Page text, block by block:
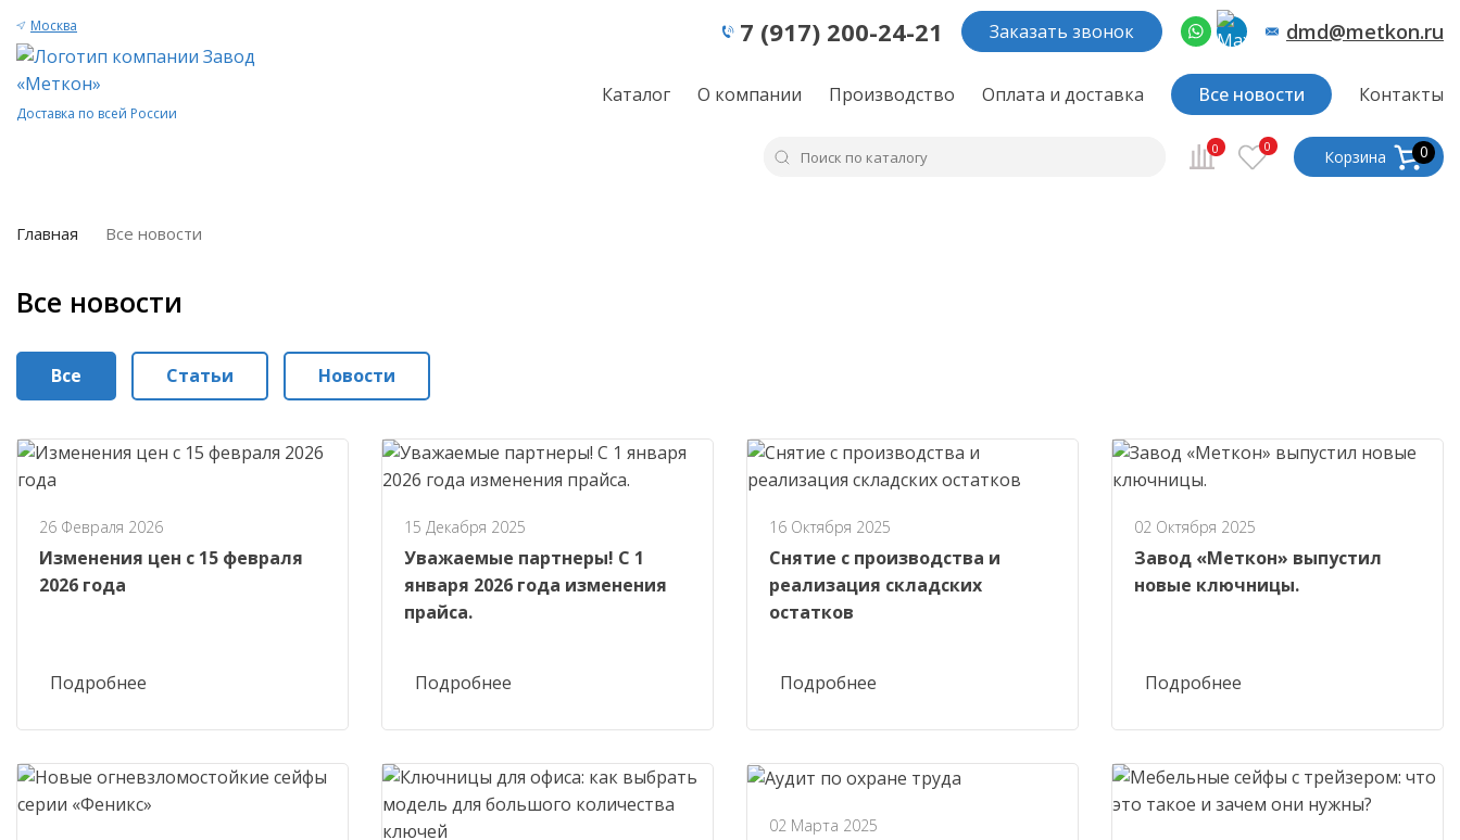
Москва
Доставка по всей России
7 (917) 200-24-21 Заказать звонок dmd@metkon.ru
Каталог О компании Производство Оплата и доставка Все новости Контакты
0 0 Корзина 0
Главная Все новости
Все новости
Все Статьи Новости
26 Февраля 2026
Изменения цен с 15 февраля
2026 года
Подробнее
15 Декабря 2025
Уважаемые партнеры! С 1
января 2026 года изменения
прайса.
Подробнее
16 Октября 2025
Снятие с производства и
реализация складских
остатков
Подробнее
02 Октября 2025
Завод «Меткон» выпустил
новые ключницы.
Подробнее
02 Марта 2025